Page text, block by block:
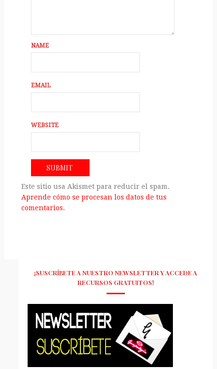
NAME
EMAIL
WEBSITE
Este sitio usa Akismet para reducir el spam.
Aprende cómo se procesan los datos de tus
comentarios.
¡SUSCRÍBETE A NUESTRO NEWSLETTER Y ACCEDE A
RECURSOS GRATUITOS!